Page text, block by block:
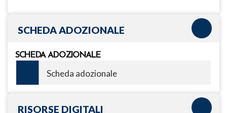
SCHEDA ADOZIONALE
SCHEDA ADOZIONALE
Scheda adozionale
RISORSE DIGITALI